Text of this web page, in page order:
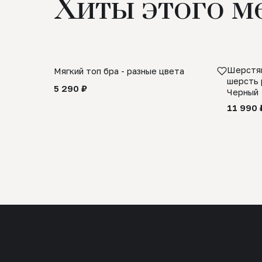
Хиты этого
Мягкий топ бра - разные цвета
5 290 ₽
шерсть
Черный
11 990